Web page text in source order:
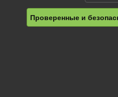
Проверенные и